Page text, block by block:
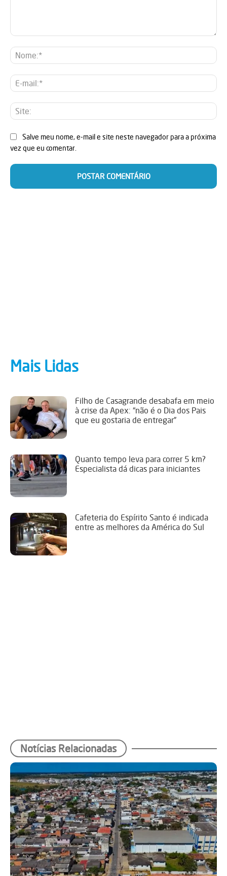
E-
Salve meu nome, e-mail e site neste navegador para a próxima
vez que eu comentar.
Mais Lidas
Filho de Casagrande desabafa em meio
à crise da Apex: “não é o Dia dos Pais
que eu gostaria de entregar”
Quanto tempo leva para correr 5 km?
Especialista dá dicas para iniciantes
Cafeteria do Espírito Santo é indicada
entre as melhores da América do Sul
Notícias Relacionadas